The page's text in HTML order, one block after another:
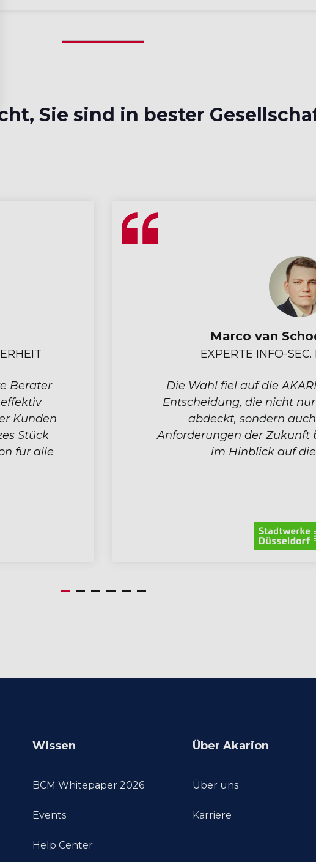
Sie sind in bester
Berater
Kunden
Stück
für alle
Marco van
EXPERTE INFO-
Die Wahl fiel auf die
Entscheidung, die nicht
abdeckt, sondern
Anforderungen der Zukunft
im Hinblick auf
Wissen
BCM Whitepaper 2026
Events
Help Center
Über Akarion
Über uns
Karriere